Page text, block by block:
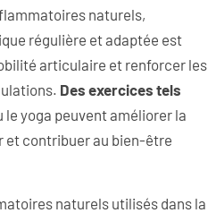
naturels,
régulière et adaptée est
articulaire et renforcer les
Des exercices tels
le yoga peuvent améliorer la
et contribuer au bien-être
naturels utilisés dans la